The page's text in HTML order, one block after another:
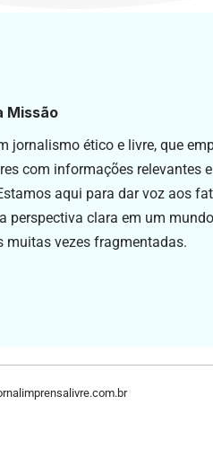
Missão
jornalismo ético e livre, que
com informações relevantes e
aqui para dar voz aos
perspectiva clara em um
muitas vezes fragmentadas.